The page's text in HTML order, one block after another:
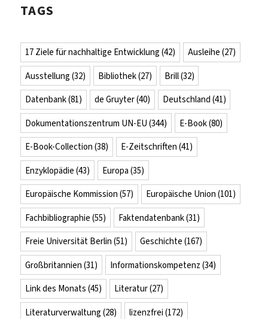
TAGS
17 Ziele für nachhaltige Entwicklung (42) Ausleihe (27)
Ausstellung (32) Bibliothek(27) Brill(32)
Datenbank(81) de Gruyter(40) Deutschland (41)
Dokumentationszentrum UN-EU (344) E-Book(80)
E-Book-Collection (38) E-Zeitschriften (41)
Enzyklopädie (43) Europa (35)
Europäische Kommission (57) Europäische Union (101)
Fachbibliographie (55) Faktendatenbank(31)
Freie Universität Berlin (51) Geschichte (167)
Großbritannien (31) Informationskompetenz (34)
Link des Monats (45) Literatur(27)
Literaturverwaltung (28) lizenzfrei (172)